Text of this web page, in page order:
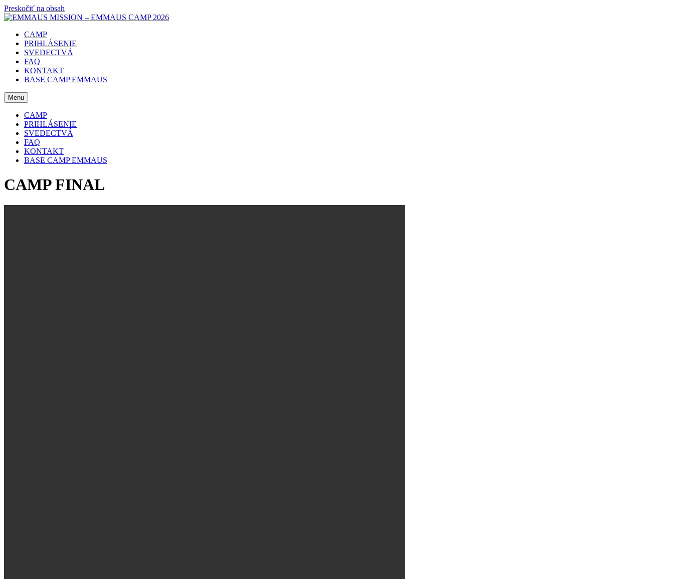
Preskočiť na obsah
CAMP
PRIHLÁSENIE
SVEDECTVÁ
FAQ
KONTAKT
BASE CAMP EMMAUS
Menu
CAMP
PRIHLÁSENIE
SVEDECTVÁ
FAQ
KONTAKT
BASE CAMP EMMAUS
CAMP FINAL